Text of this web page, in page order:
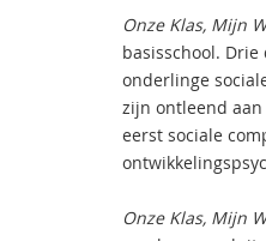
Onze Klas, Mijn
basisschool.
onderlinge
zijn ontleend
eerst sociale
Onze Klas, Mijn